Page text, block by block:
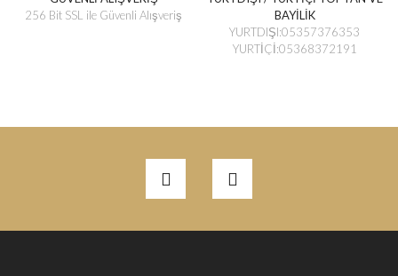
256 Bit SSL ile Güvenli Alışveriş
BAYİLİK
YURTDIŞI:05357376353
YURTİÇİ:05368372191